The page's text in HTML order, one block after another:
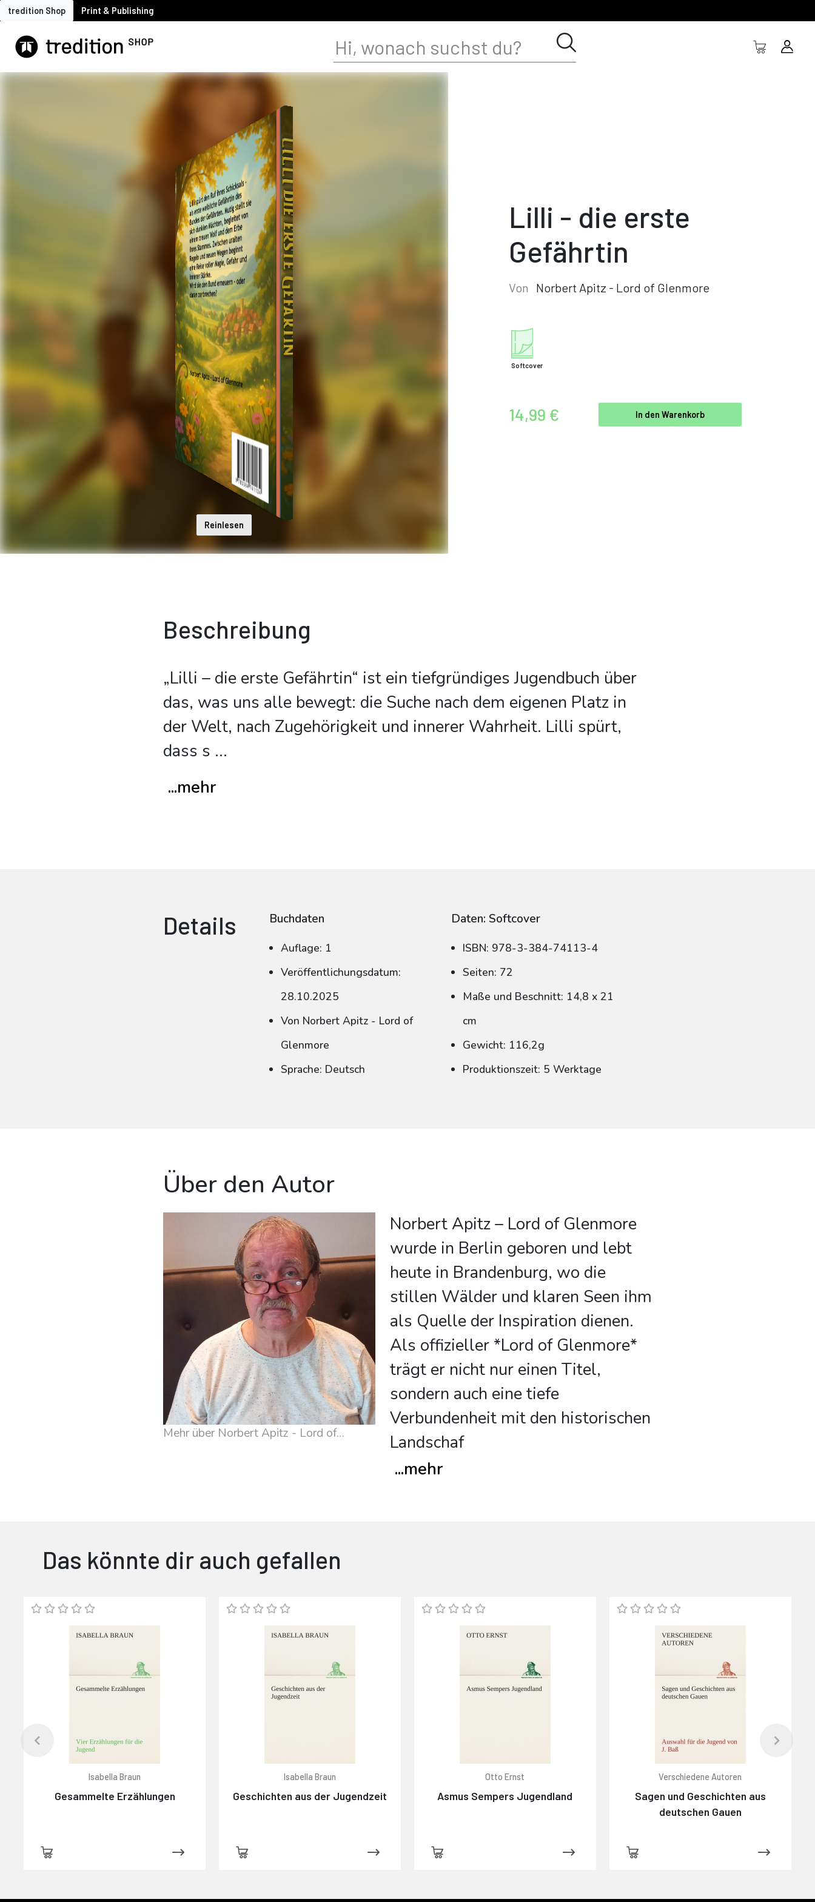
tredition Shop Print & Publishing
Reinlesen
Lilli - die erste
Gefährtin
Von Norbert Apitz - Lord of Glenmore
Softcover
14,99 € In den Warenkorb
Beschreibung
„Lilli – die erste Gefährtin“ ist ein tiefgründiges Jugendbuch über
das, was uns alle bewegt: die Suche nach dem eigenen Platz in
der Welt, nach Zugehörigkeit und innerer Wahrheit. Lilli spürt,
dass s ...
...mehr
Details Buchdaten
Auflage: 1
Veröffentlichungsdatum:
28.10.2025
Von Norbert Apitz - Lord of
Glenmore
Sprache: Deutsch
Daten: Softcover
ISBN: 978-3-384-74113-4
Seiten: 72
Maße und Beschnitt: 14,8 x 21
cm
Gewicht: 116,2g
Produktionszeit: 5 Werktage
Über den Autor
Mehr über Norbert Apitz - Lord of
Norbert Apitz – Lord of Glenmore
wurde in Berlin geboren und lebt
heute in Brandenburg, wo die
stillen Wälder und klaren Seen ihm
als Quelle der Inspiration dienen.
Als offizieller *Lord of Glenmore*
trägt er nicht nur einen Titel,
sondern auch eine tiefe
Verbundenheit mit den historischen
Landschaf
...mehr
Das könnte dir auch gefallen
Isabella Braun
Gesammelte Erzählungen
Isabella Braun
Geschichten aus der Jugendzeit
Otto Ernst
Asmus Sempers Jugendland
Verschiedene Autoren
Sagen und Geschichten aus
deutschen Gauen